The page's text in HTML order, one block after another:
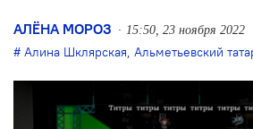
АЛЁНА МОРОЗ 15:50, 23 ноября 2022
Алина Шклярская, Альметьевский татарский